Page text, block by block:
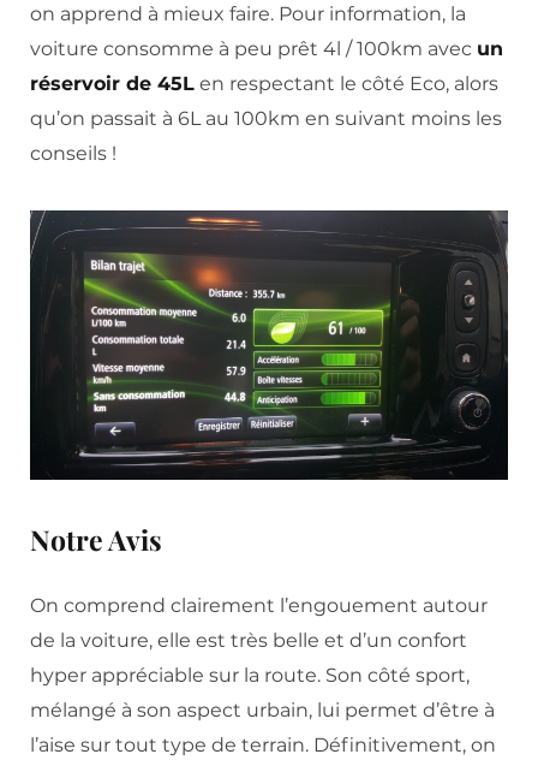
on apprend à mieux faire. Pour information, la
voiture consomme à peu prêt 4l / 100km avec un
réservoir de 45L en respectant le côté Eco, alors
qu’on passait à 6L au 100km en suivant moins les
conseils !
Notre Avis
On comprend clairement l’engouement autour
de la voiture, elle est très belle et d’un confort
hyper appréciable sur la route. Son côté sport,
mélangé à son aspect urbain, lui permet d’être à
l’aise sur tout type de terrain. Définitivement, on